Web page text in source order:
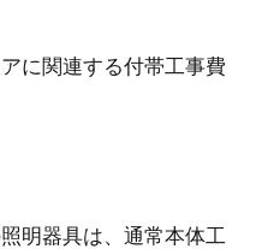
うなる？
に関連する付帯工事費
明器具は、通常本体工